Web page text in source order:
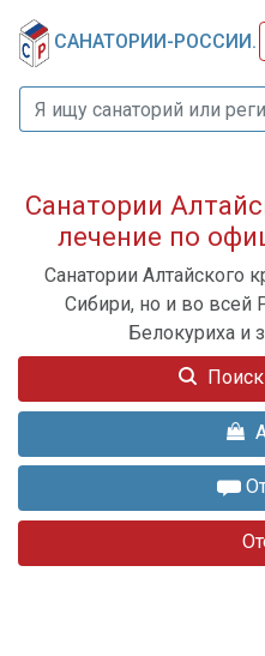
САНАТОРИИ-РОССИИ.
Санатории
лечение по
Санатории Алтайского
Сибири, но и во всей
Белокуриха и
Поиск